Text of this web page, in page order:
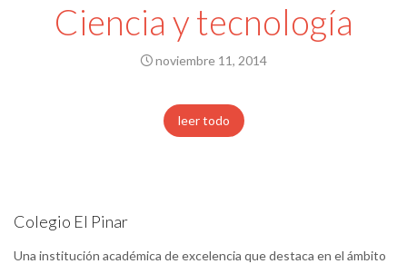
Ciencia y tecnología
noviembre 11, 2014
leer todo
Colegio El Pinar
Una institución académica de excelencia que destaca en el ámbito